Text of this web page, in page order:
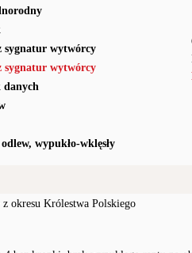
sygnatur wytwórcy
sygnatur wytwórcy
danych
wypukło-wklęsły
z okresu Królestwa Polskiego